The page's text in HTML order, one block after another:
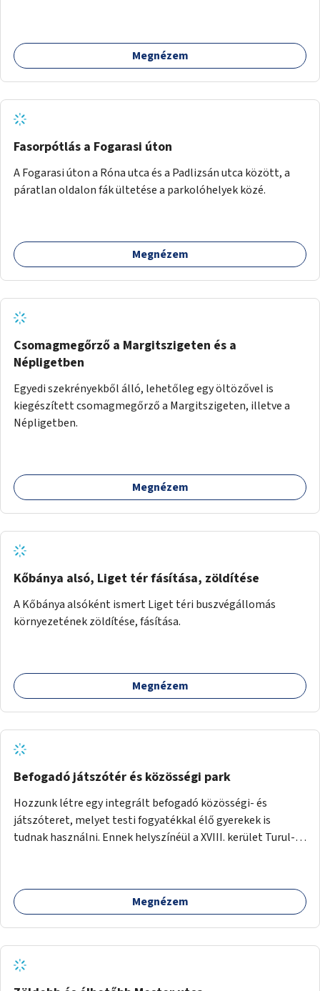
Megnézem
Fasorpótlás a Fogarasi úton
A Fogarasi úton a Róna utca és a Padlizsán utca között, a
páratlan oldalon fák ültetése a parkolóhelyek közé.
Megnézem
Csomagmegőrző a Margitszigeten és a
Népligetben
Egyedi szekrényekből álló, lehetőleg egy öltözővel is
kiegészített csomagmegőrző a Margitszigeten, illetve a
Népligetben.
Megnézem
Kőbánya alsó, Liget tér fásítása, zöldítése
A Kőbánya alsóként ismert Liget téri buszvégállomás
környezetének zöldítése, fásítása.
Megnézem
Befogadó játszótér és közösségi park
Hozzunk létre egy integrált befogadó közösségi- és
játszóteret, melyet testi fogyatékkal élő gyerekek is
tudnak használni. Ennek helyszínéül a XVIII. kerület Turul-
játszótér kialakítására.
Megnézem